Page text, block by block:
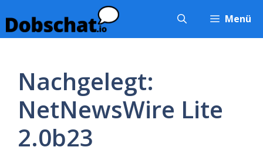
Inhalt
springen
Menü
Nachgelegt:
NetNewsWire Lite
2.0b23